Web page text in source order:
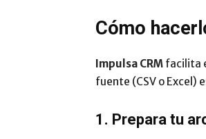
Cómo
Impulsa CRM facilita
fuente (CSV o Excel)
1. Prepara tu